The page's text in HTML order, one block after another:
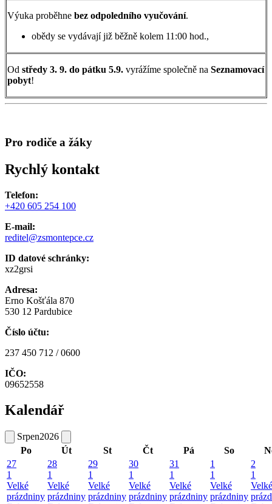
Výuka proběhne bez odpoledního vyučování.
obědy se vydávají již běžně kolem 11:00 hod.,
Od středy 3. 9. do pátku 5.9. vyrážíme společně na Seznamovací
pobyt!
Pro rodiče a žáky
Rychlý kontakt
Telefon:
+420 605 254 100
E-mail:
reditel@zsmontepce.cz
ID datové schránky:
xz2grsi
Adresa:
Erno Košťála 870
530 12 Pardubice
Číslo účtu:
237 450 712 / 0600
IČO:
09652558
Kalendář
Srpen2026
Po
Út St Čt Pá So
27
1
Velké
prázdniny
28
1
Velké
prázdniny
29
1
Velké
prázdniny
30
1
Velké
prázdniny
31
1
Velké
prázdniny
1
1
Velké
prázdniny
2
1
Velké